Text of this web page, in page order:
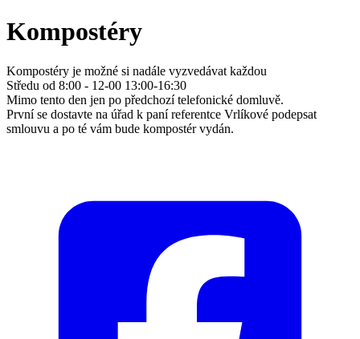
Kompostéry
Kompostéry je možné si nadále vyzvedávat každou
Středu od 8:00 - 12-00 13:00-16:30
Mimo tento den jen po předchozí telefonické domluvě.
První se dostavte na úřad k paní referentce Vrlíkové podepsat
smlouvu a po té vám bude kompostér vydán.